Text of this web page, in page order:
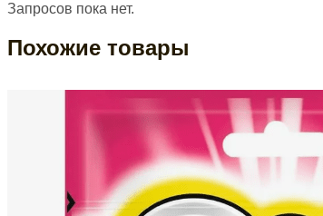
Запросов пока нет.
Похожие товары